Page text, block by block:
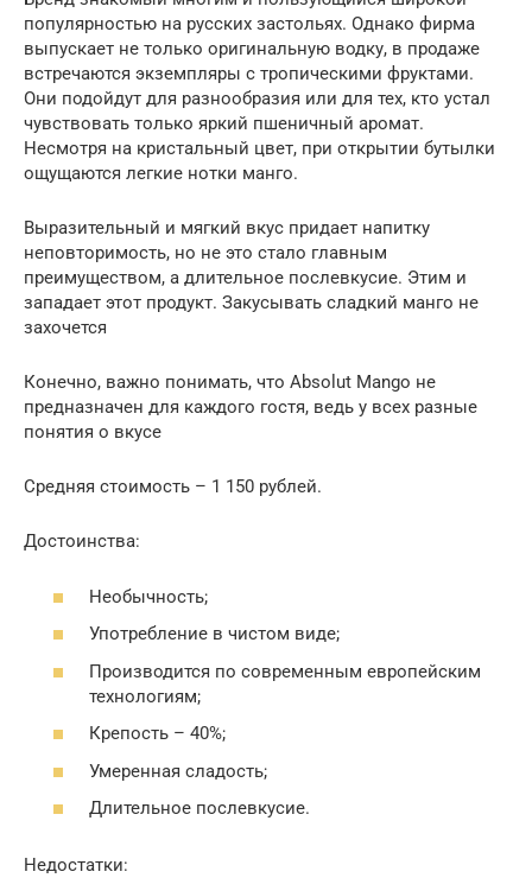
популярностью на русских застольях. Однако фирма
выпускает не только оригинальную водку, в продаже
встречаются экземпляры с тропическими фруктами.
Они подойдут для разнообразия или для тех, кто устал
чувствовать только яркий пшеничный аромат.
Несмотря на кристальный цвет, при открытии бутылки
ощущаются легкие нотки манго.
Выразительный и мягкий вкус придает напитку
неповторимость, но не это стало главным
преимуществом, а длительное послевкусие. Этим и
западает этот продукт. Закусывать сладкий манго не
захочется
Конечно, важно понимать, что Absolut Mango не
предназначен для каждого гостя, ведь у всех разные
понятия о вкусе
Средняя стоимость – 1 150 рублей.
Достоинства:
Необычность;
Употребление в чистом виде;
Производится по современным европейским
технологиям;
Крепость – 40%;
Умеренная сладость;
Длительное послевкусие.
Недостатки: